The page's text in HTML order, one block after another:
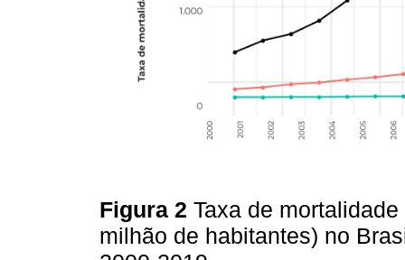
Figura 2 Taxa de
milhão de habitantes) no